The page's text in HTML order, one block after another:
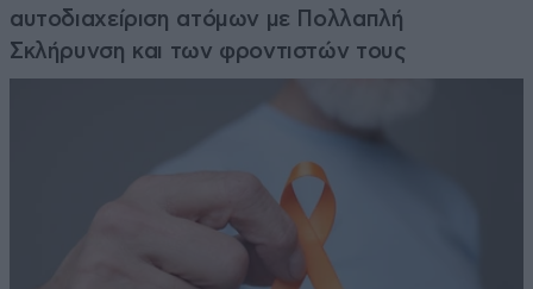
αυτοδιαχείριση ατόμων με Πολλαπλή
Σκλήρυνση και των φροντιστών τους